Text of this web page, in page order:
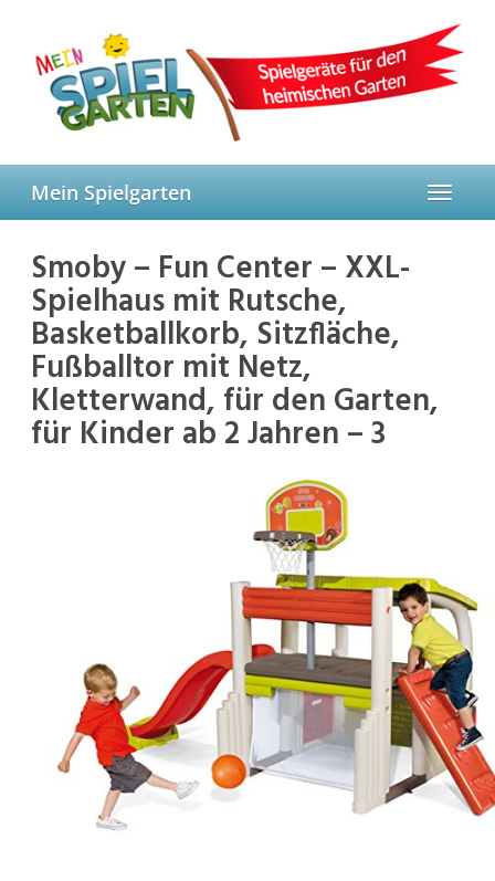
content
Toggle
Mein Spielgarten
Smoby – Fun Center – XXL-
Spielhaus mit Rutsche,
Basketballkorb, Sitzfläche,
Fußballtor mit Netz,
Kletterwand, für den Garten,
für Kinder ab 2 Jahren – 3